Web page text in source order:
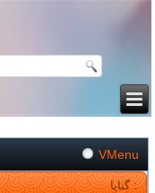
VMenu
گناپا :